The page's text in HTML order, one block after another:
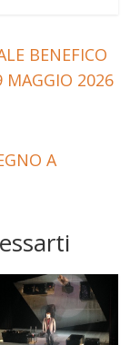
BENEFICO
MAGGIO 2026
A